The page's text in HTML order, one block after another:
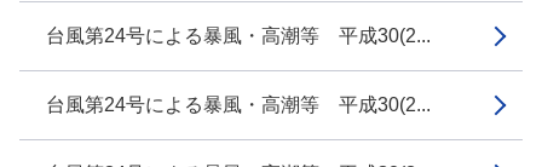
台風第24号による暴風・高潮等 平成30(2...
台風第24号による暴風・高潮等 平成30(2...